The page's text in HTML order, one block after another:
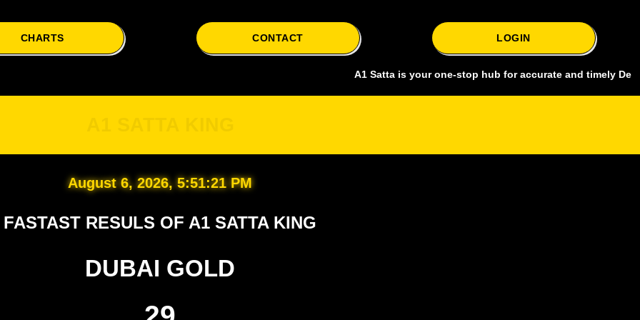
CHARTS CONTACT LOGIN
A1 Satta is your one-stop hub for accurate and timely Delhi
August 6, 2026, 5:51:22 PM
FASTAST RESULS OF A1 SATTA KING
DUBAI GOLD